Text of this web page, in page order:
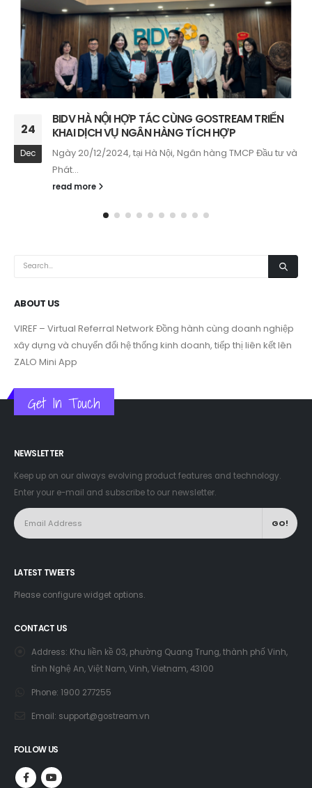
15
Aug
Khám Phá Thế Giới Trà Thảo Dược Tự Nhiên
Trên Zalo Mini App
Trong cuộc sống hiện đại bận rộn, việc duy trì sức khỏe...
read more
xây dựng và chuyển đổi hệ thống kinh doanh, tiếp thị liên kết lên
ZALO Mini App
Get In Touch
Keep up on our always evolving product features and technology.
Enter your e-mail and subscribe to our newsletter.
Please configure widget options.
tỉnh Nghệ An, Việt Nam, Vinh, Vietnam, 43100
Phone: 1900 277255